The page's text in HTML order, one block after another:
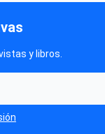
y libros.